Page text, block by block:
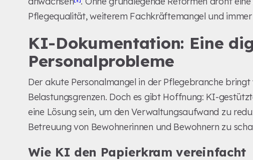
Pflegequalität, weiterem Fachkräftemangel und
KI-Dokumentation: Eine
Personalprobleme
Der akute Personalmangel in der Pflegebranche
Belastungsgrenzen. Doch es gibt Hoffnung: KI-
eine Lösung sein, um den Verwaltungsaufwand zu
Betreuung von Bewohnerinnen und Bewohnern zu
Wie KI den Papierkram vereinfacht